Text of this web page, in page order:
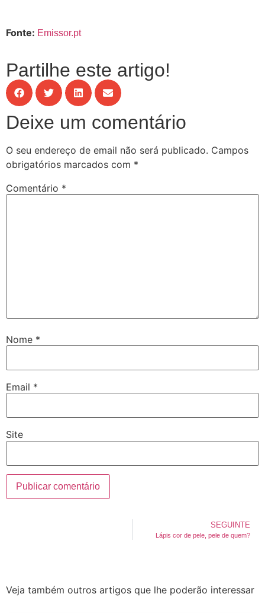
Fonte: Emissor.pt
Partilhe este artigo!
Deixe um comentário
O seu endereço de email não será publicado. Campos
obrigatórios marcados com *
Comentário *
Nome *
Email *
Site
SEGUINTE
Lápis cor de pele, pele de quem?
Veja também outros artigos que lhe poderão interessar